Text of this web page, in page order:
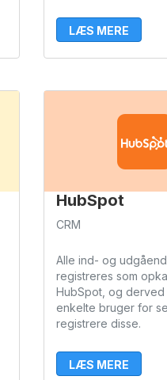
LÆS MERE
HubSpot
CRM
Alle ind- og
registreres som
HubSpot, og
enkelte bruger for
registrere disse.
LÆS MERE